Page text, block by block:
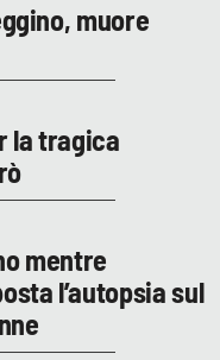
muore
la tragica
mentre
l’autopsia sul